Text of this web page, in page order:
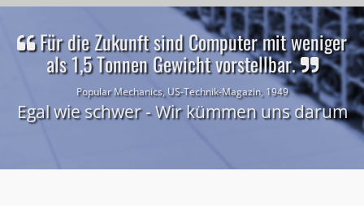
Für die Zukunft sind Computer mit weniger
als 1,5 Tonnen Gewicht vorstellbar.
Popular Mechanics, US-Technik-Magazin, 1949
Egal wie schwer - Wir kümmen uns darum